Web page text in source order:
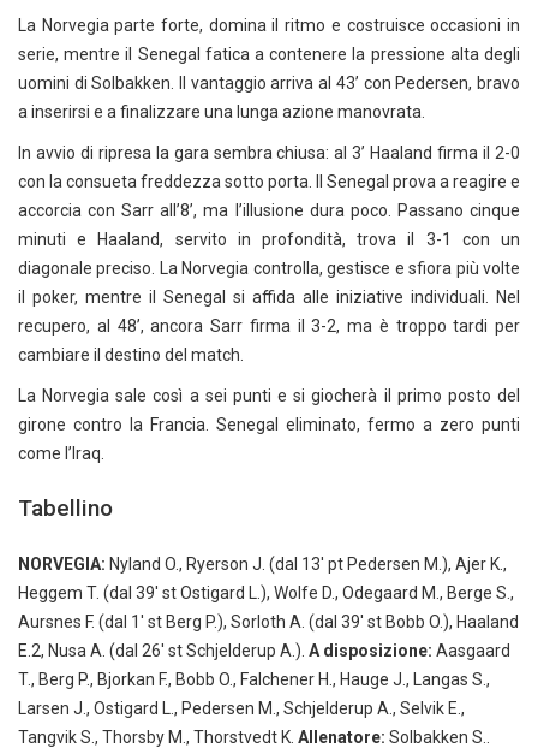
La Norvegia parte forte, domina il ritmo e costruisce occasioni in
serie, mentre il Senegal fatica a contenere la pressione alta degli
uomini di Solbakken. Il vantaggio arriva al 43’ con Pedersen, bravo
a inserirsi e a finalizzare una lunga azione manovrata.
In avvio di ripresa la gara sembra chiusa: al 3’ Haaland firma il 2-0
con la consueta freddezza sotto porta. Il Senegal prova a reagire e
accorcia con Sarr all’8’, ma l’illusione dura poco. Passano cinque
minuti e Haaland, servito in profondità, trova il 3-1 con un
diagonale preciso. La Norvegia controlla, gestisce e sfiora più volte
il poker, mentre il Senegal si affida alle iniziative individuali. Nel
recupero, al 48’, ancora Sarr firma il 3-2, ma è troppo tardi per
cambiare il destino del match.
La Norvegia sale così a sei punti e si giocherà il primo posto del
girone contro la Francia. Senegal eliminato, fermo a zero punti
come l’Iraq.
Tabellino
NORVEGIA: Nyland O., Ryerson J. (dal 13′ pt Pedersen M.), Ajer K.,
Heggem T. (dal 39′ st Ostigard L.), Wolfe D., Odegaard M., Berge S.,
Aursnes F. (dal 1′ st Berg P.), Sorloth A. (dal 39′ st Bobb O.), Haaland
E.2, Nusa A. (dal 26′ st Schjelderup A.). A disposizione: Aasgaard
T., Berg P., Bjorkan F., Bobb O., Falchener H., Hauge J., Langas S.,
Larsen J., Ostigard L., Pedersen M., Schjelderup A., Selvik E.,
Tangvik S., Thorsby M., Thorstvedt K. Allenatore: Solbakken S..